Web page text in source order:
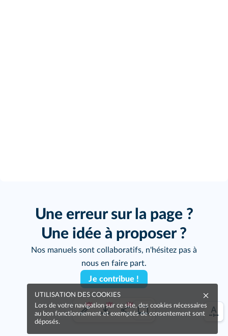
Une erreur sur la page ?
Une idée à proposer ?
Nos manuels sont collaboratifs, n'hésitez pas à
nous en faire part.
Je contribue !
UTILISATION DES COOKIES
Lors de votre navigation sur ce site, des cookies nécessaires
au bon fonctionnement et exemptés de consentement sont
déposés.